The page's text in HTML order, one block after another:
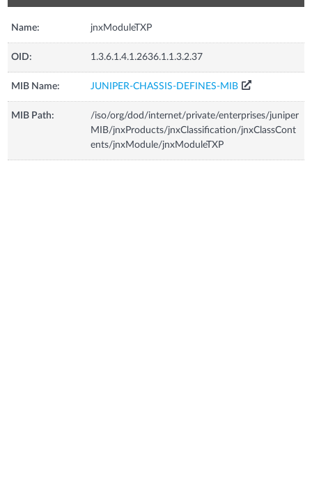
Name: jnxModuleTXP
OID: 1.3.6.1.4.1.2636.1.1.3.2.37
MIB Name: JUNIPER-CHASSIS-DEFINES-MIB
MIB Path:
/iso/org/dod/internet/private/enterprises/juniper
MIB/jnxProducts/jnxClassification/jnxClassCont
ents/jnxModule/jnxModuleTXP